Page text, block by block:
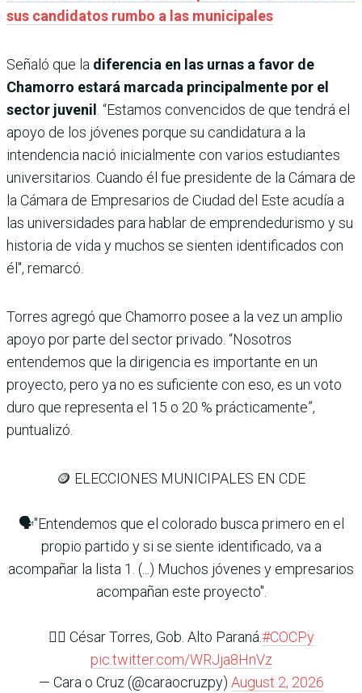
sus candidatos rumbo a las municipales
Señaló que la diferencia en las urnas a favor de
Chamorro estará marcada principalmente por el
sector juvenil . “Estamos convencidos de que tendrá el
apoyo de los jóvenes porque su candidatura a la
intendencia nació inicialmente con varios estudiantes
universitarios. Cuando él fue presidente de la Cámara de
la Cámara de Empresarios de Ciudad del Este acudía a
las universidades para hablar de emprendedurismo y su
historia de vida y muchos se sienten identificados con
él", remarcó.
Torres agregó que Chamorro posee a la vez un amplio
apoyo por parte del sector privado. “Nosotros
entendemos que la dirigencia es importante en un
proyecto, pero ya no es suficiente con eso, es un voto
duro que representa el 15 o 20 % prácticamente”,
puntualizó.
🪙 ELECCIONES MUNICIPALES EN CDE
🗣️"Entendemos que el colorado busca primero en el
propio partido y si se siente identificado, va a
acompañar la lista 1. (...) Muchos jóvenes y empresarios
acompañan este proyecto".
👉🏽 ⁠César Torres, Gob. Alto Paraná.#COCPy
pic.twitter.com/WRJja8HnVz
— Cara o Cruz (@caraocruzpy) August 2, 2026